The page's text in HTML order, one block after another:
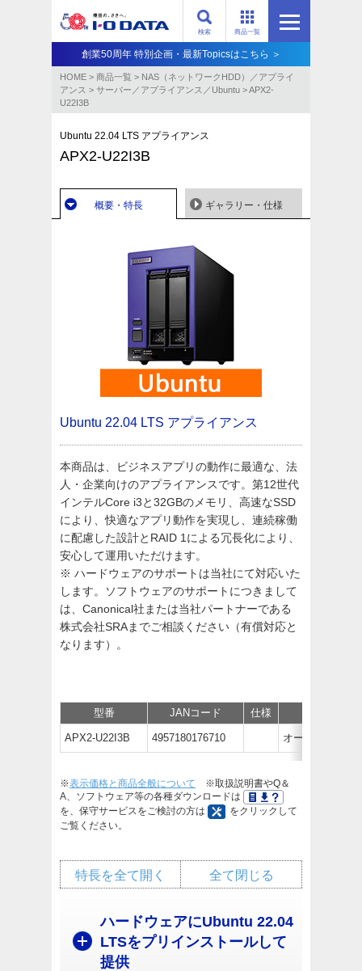
商品一覧
検索
創業50周年 特別企画・最新Topicsはこちら ＞
HOME > 商品一覧 > NAS（ネットワークHDD）／アプライ
アンス​ > サーバー／アプライアンス／Ubuntu >APX2-
U22I3B
Ubuntu 22.04 LTS アプライアンス
APX2-U22I3B
概要・特長 ギャラリー・仕様
Ubuntu 22.04 LTS アプライアンス
本商品は、ビジネスアプリの動作に最適な、法
人・企業向けのアプライアンスです。第12世代
インテルCore i3と32GBのメモリ、高速なSSD
により、快適なアプリ動作を実現し、連続稼働
に配慮した設計とRAID 1による冗長化により、
安心して運用いただけます。
※ ハードウェアのサポートは当社にて対応いた
します。ソフトウェアのサポートにつきまして
は、Canonical社または当社パートナーである
株式会社SRAまでご相談ください（有償対応と
なります）。
型番 JANコード 仕様
APX2-U22I3B 4957180176710 オープン価格
※表示価格と商品全般について ※取扱説明書やQ＆
A、ソフトウェア等の各種ダウンロードは
を、保守サービスをご検討の方は
をクリックして
ご覧ください。
全て閉じる
特長を全て開く
ハードウェアにUbuntu 22.04
LTSをプリインストールして
提供